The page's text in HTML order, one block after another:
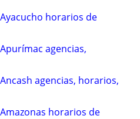
horarios de
agencias,
agencias, horarios,
horarios de